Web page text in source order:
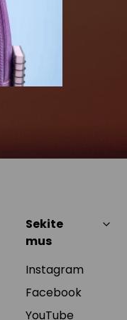
Sekite
mus
Instagram
Facebook
YouTube